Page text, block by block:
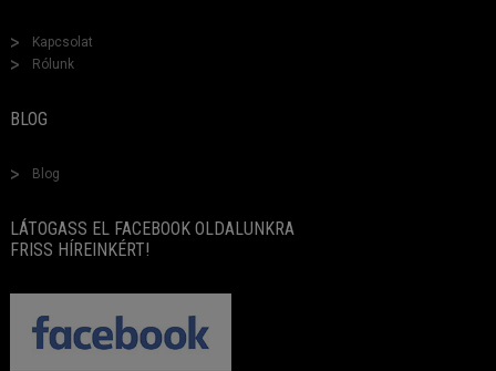
Kapcsolat
Rólunk
BLOG
Blog
LÁTOGASS EL FACEBOOK OLDALUNKRA
FRISS HÍREINKÉRT!